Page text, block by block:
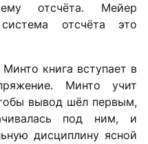
отсчёта. Мейер
отсчёта это
Минто книга вступает в
Минто учит
вывод шёл первым,
под ним, и
дисциплину ясной